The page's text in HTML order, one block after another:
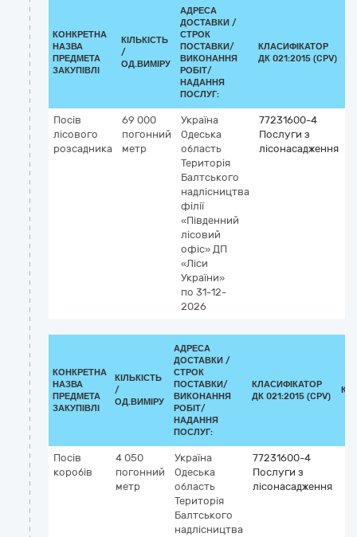
КОНКРЕТНА
НАЗВА
ПРЕДМЕТА
ЗАКУПІВЛІ
КІЛЬКІСТЬ
/
ОД.ВИМІРУ
АДРЕСА
ДОСТАВКИ /
СТРОК
ПОСТАВКИ/
ВИКОНАННЯ
РОБІТ/
НАДАННЯ
ПОСЛУГ:
КЛАСИФІКАТОР
ДК 021:2015 (CPV)
Посів
лісового
розсадника
69 000
погонний
метр
Україна
Одеська
область
Територія
Балтського
надлісництва
філії
«Південний
лісовий
офіс» ДП
«Ліси
України»
по 31-12-
2026
77231600-4
Послуги з
лісонасадження
КОНКРЕТНА
НАЗВА
ПРЕДМЕТА
ЗАКУПІВЛІ
КІЛЬКІСТЬ
/
ОД.ВИМІРУ
АДРЕСА
ДОСТАВКИ /
СТРОК
ПОСТАВКИ/
ВИКОНАННЯ
РОБІТ/
НАДАННЯ
ПОСЛУГ:
КЛАСИФІКАТОР
ДК 021:2015 (CPV)
Посів
коробів
4 050
погонний
метр
Україна
Одеська
область
Територія
Балтського
надлісництва
77231600-4
Послуги з
лісонасадження